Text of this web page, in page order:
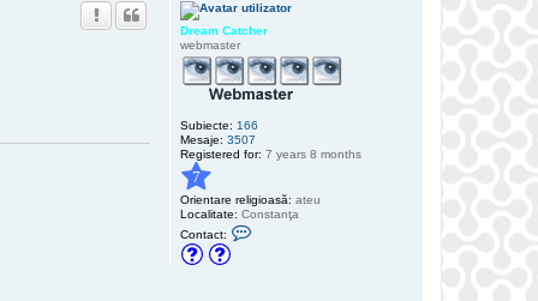
Dream Catcher
webmaster
Subiecte: 166
Mesaje: 3507
Registered for: 7 years 8 months
7
Orientare religioasă: ateu
Localitate: Constanţa
Contact: